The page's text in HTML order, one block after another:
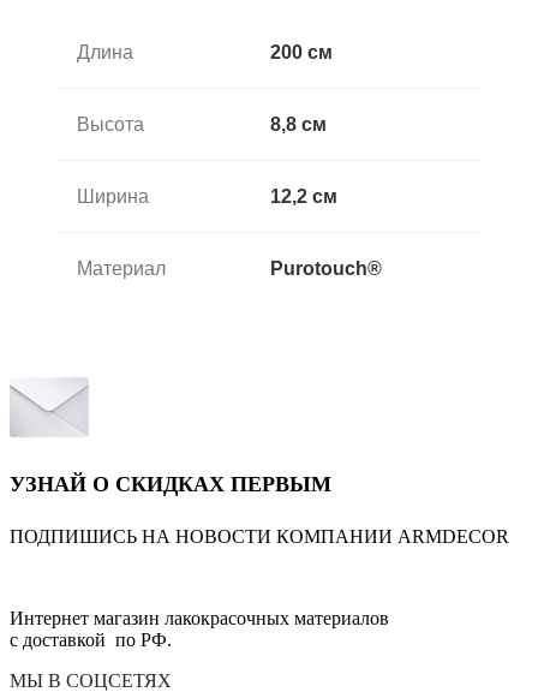
Длина 200 см
Высота 8,8 см
Ширина 12,2 см
Материал Purotouch®
УЗНАЙ О СКИДКАХ ПЕРВЫМ
ПОДПИШИСЬ НА НОВОСТИ КОМПАНИИ ARMDECOR
Интернет магазин лакокрасочных материалов
с доставкой по РФ.
МЫ В СОЦСЕТЯХ